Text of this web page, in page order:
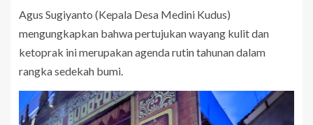
Agus Sugiyanto (Kepala Desa Medini Kudus)
mengungkapkan bahwa pertujukan wayang kulit dan
ketoprak ini merupakan agenda rutin tahunan dalam
rangka sedekah bumi.